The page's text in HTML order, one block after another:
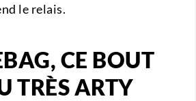
le relais.
CE BOUT
TRÈS ARTY